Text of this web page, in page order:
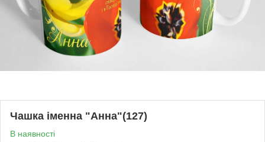
Чашка іменна "Анна"(127)
В наявності